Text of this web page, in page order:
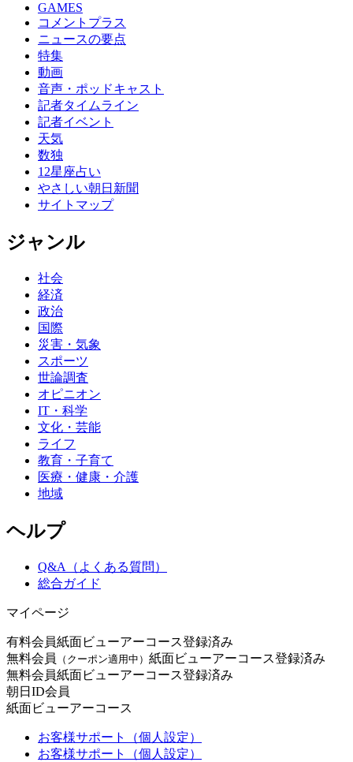
GAMES
コメントプラス
ニュースの要点
特集
動画
音声・ポッドキャスト
記者タイムライン
記者イベント
天気
数独
12星座占い
やさしい朝日新聞
サイトマップ
ジャンル
社会
経済
政治
国際
災害・気象
スポーツ
世論調査
オピニオン
IT・科学
文化・芸能
ライフ
教育・子育て
医療・健康・介護
地域
ヘルプ
Q&A（よくある質問）
総合ガイド
マイページ
有料会員紙面ビューアーコース登録済み
無料会員
（クーポン適用中） 紙面ビューアーコース登録済み
無料会員紙面ビューアーコース登録済み
朝日ID会員
紙面ビューアーコース
お客様サポート（個人設定）
お客様サポート（個人設定）